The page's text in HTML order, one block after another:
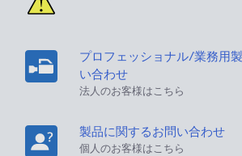
プロフェッショナル/業務用
い合わせ
法人のお客様はこちら
製品に関するお問い合わせ
個人のお客様はこちら